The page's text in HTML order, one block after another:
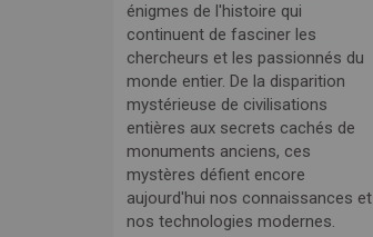
énigmes de l'histoire qui
continuent de fasciner les
chercheurs et les passionnés du
monde entier. De la disparition
mystérieuse de civilisations
entières aux secrets cachés de
monuments anciens, ces
mystères défient encore
aujourd'hui nos connaissances et
nos technologies modernes.